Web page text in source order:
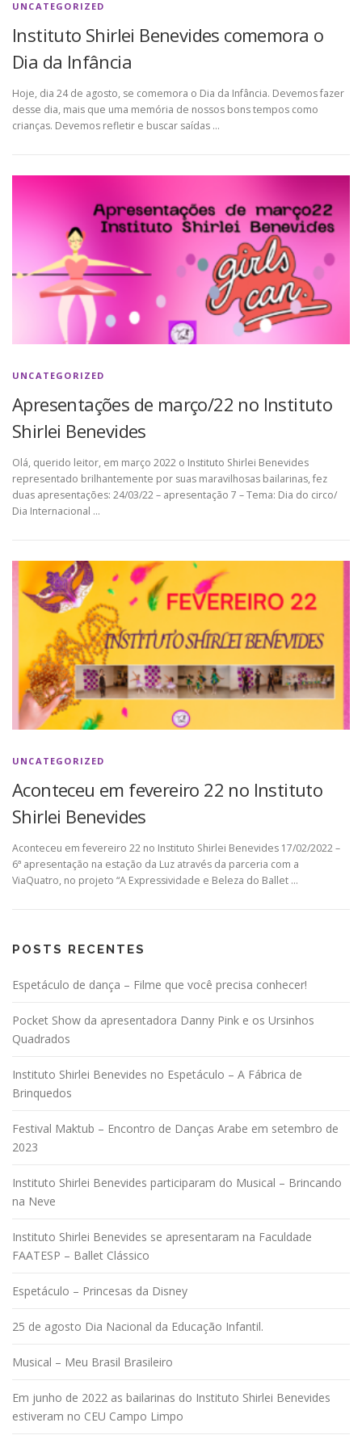
UNCATEGORIZED
Instituto Shirlei Benevides comemora o
Dia da Infância
Hoje, dia 24 de agosto, se comemora o Dia da Infância. Devemos fazer
desse dia, mais que uma memória de nossos bons tempos como
crianças. Devemos refletir e buscar saídas …
UNCATEGORIZED
Apresentações de março/22 no Instituto
Shirlei Benevides
Olá, querido leitor, em março 2022 o Instituto Shirlei Benevides
representado brilhantemente por suas maravilhosas bailarinas, fez
duas apresentações: 24/03/22 – apresentação 7 – Tema: Dia do circo/
Dia Internacional …
UNCATEGORIZED
Aconteceu em fevereiro 22 no Instituto
Shirlei Benevides
Aconteceu em fevereiro 22 no Instituto Shirlei Benevides 17/02/2022 –
6ª apresentação na estação da Luz através da parceria com a
ViaQuatro, no projeto “A Expressividade e Beleza do Ballet …
POSTS RECENTES
Espetáculo de dança – Filme que você precisa conhecer!
Pocket Show da apresentadora Danny Pink e os Ursinhos
Quadrados
Instituto Shirlei Benevides no Espetáculo – A Fábrica de
Brinquedos
Festival Maktub – Encontro de Danças Arabe em setembro de
2023
Instituto Shirlei Benevides participaram do Musical – Brincando
na Neve
Instituto Shirlei Benevides se apresentaram na Faculdade
FAATESP – Ballet Clássico
Espetáculo – Princesas da Disney
25 de agosto Dia Nacional da Educação Infantil.
Musical – Meu Brasil Brasileiro
Em junho de 2022 as bailarinas do Instituto Shirlei Benevides
estiveram no CEU Campo Limpo